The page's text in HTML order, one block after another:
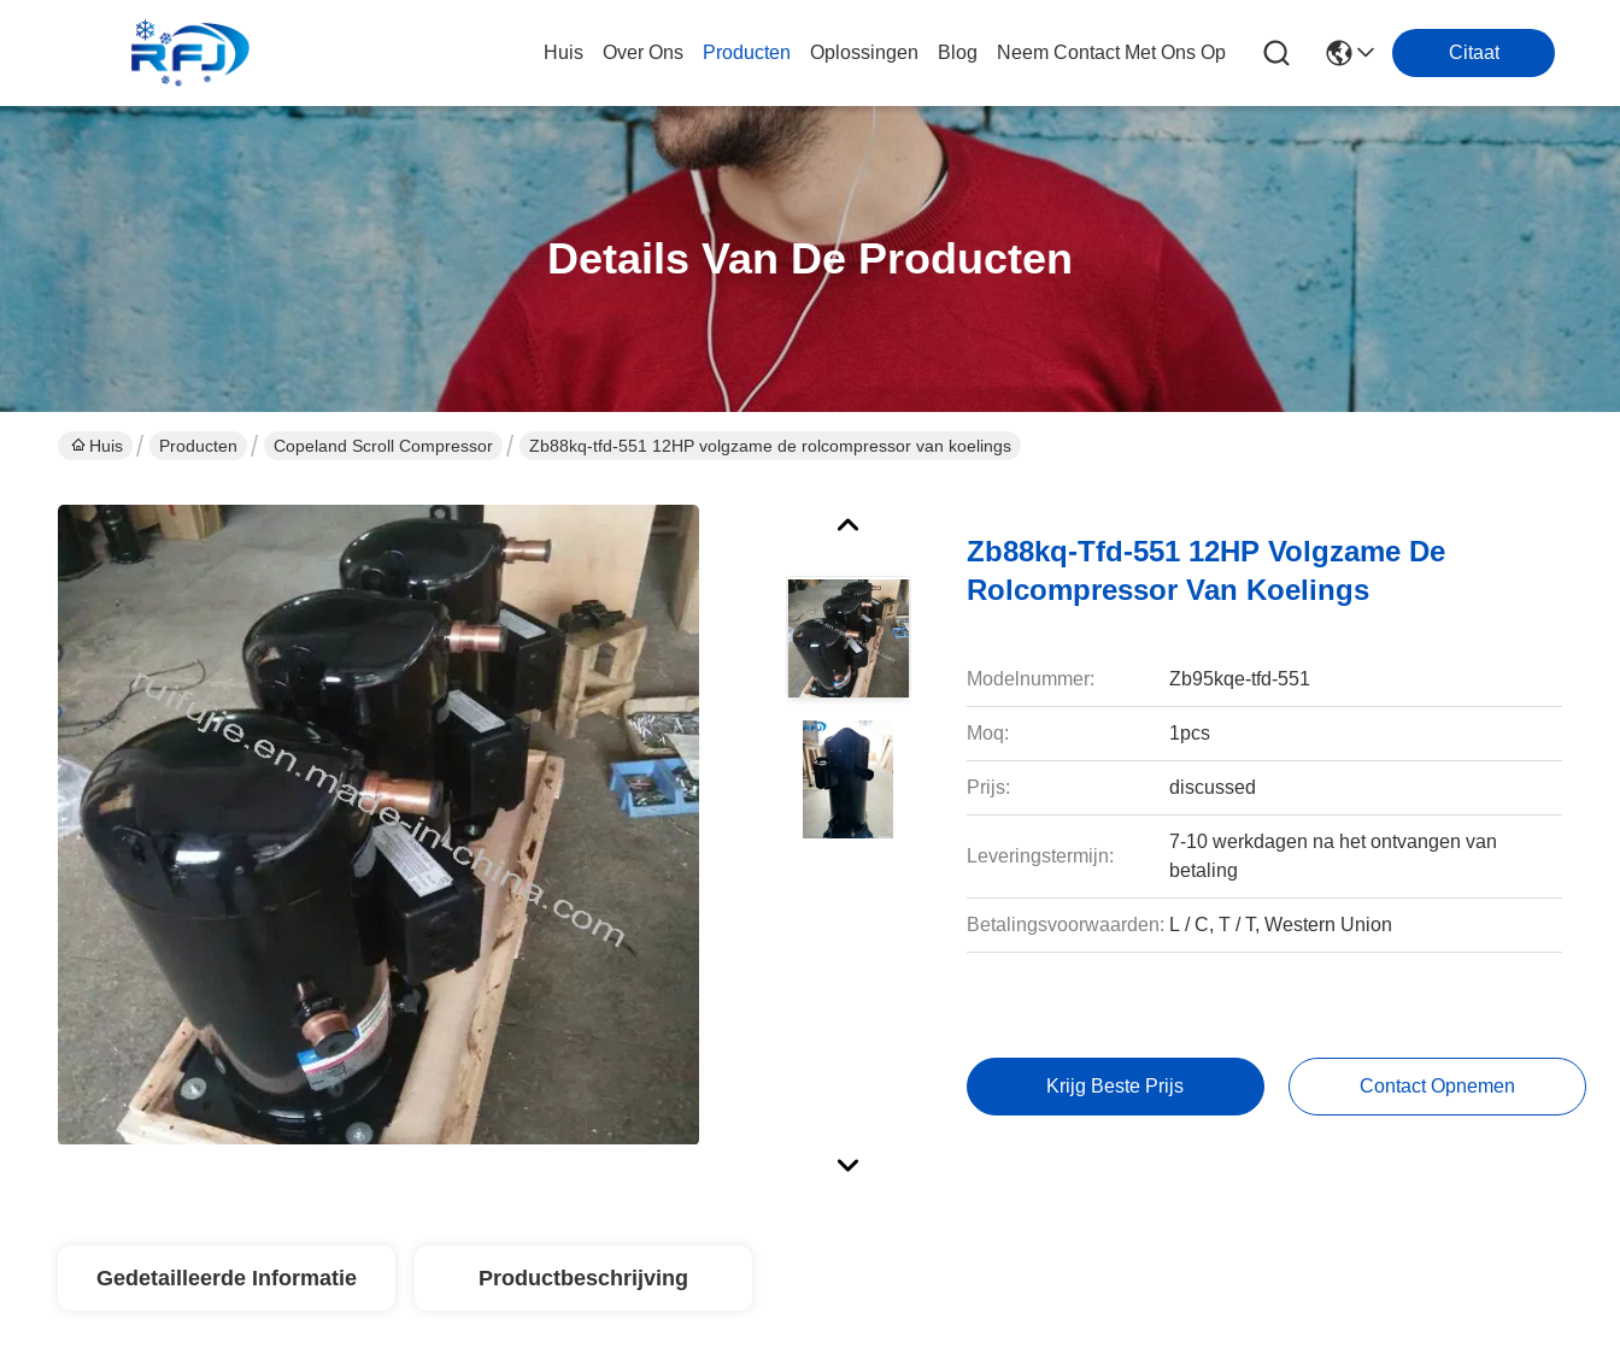
Huis Over Ons Producten Oplossingen Blog Neem Contact Met Ons Op Citaat
Details Van De Producten
Huis Producten Copeland Scroll Compressor Zb88kq-tfd-551 12HP volgzame de rolcompressor van koelings
Zb88kq-Tfd-551 12HP Volgzame De
Rolcompressor Van Koelings
Modelnummer: Zb95kqe-tfd-551
Moq: 1pcs
Prijs: discussed
Leveringstermijn:
7-10 werkdagen na het ontvangen van
betaling
Betalingsvoorwaarden: L / C, T / T, Western Union
Krijg Beste Prijs Contact Opnemen
Gedetailleerde Informatie Productbeschrijving